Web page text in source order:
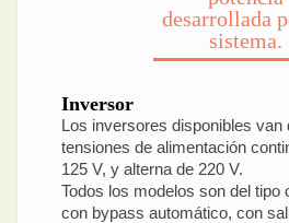
desarrollada
sistema.
Inversor
Los inversores disponibles van
tensiones de alimentación
125 V, y alterna de 220 V.
Todos los modelos son del tipo
con bypass automático, con